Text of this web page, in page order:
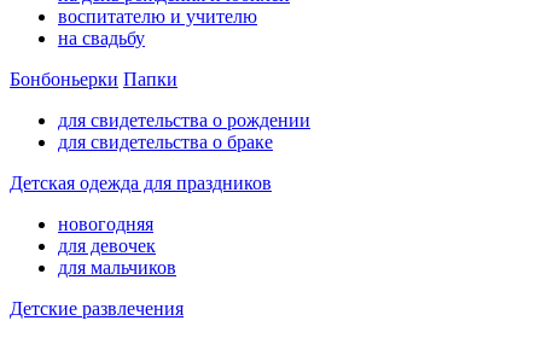
воспитателю и учителю
на свадьбу
Бонбоньерки Папки
для свидетельства о рождении
для свидетельства о браке
Детская одежда для праздников
новогодняя
для девочек
для мальчиков
Детские развлечения